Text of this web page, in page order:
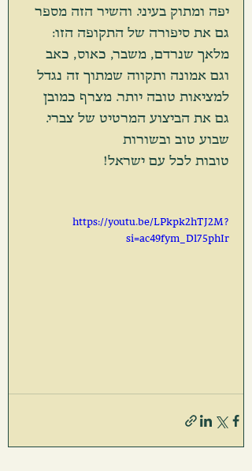
יפה ומתוק בעיני. והשיר הזה מספר
גם את סיפורה של התקופה הזו:
מלאך שנרדם, משבר, כאוס, כאב
וגם אמונה ותקווה שמתוך זה נגדל
למציאות טובה יותר. מצרף כמובן
גם את הביצוע המרטיט של צברי.
שבוע טוב ובשורות
טובות לכל עם ישראל!
https://youtu.be/LPkpk2hTJ2M?
si=ac49fym_Dl75phIr